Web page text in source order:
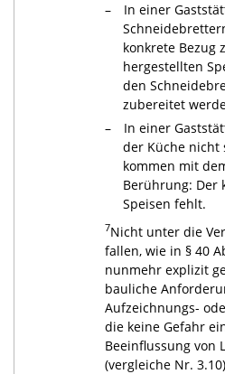
In einer
konkrete Bezug
hergestellten
den
zubereitet
In einer
der Küche nicht
kommen mit
Berührung: Der
Speisen fehlt.
7Nicht unter die
fallen, wie in § 40
nunmehr explizit
bauliche
Aufzeichnungs-
die keine Gefahr
Beeinflussung von
(vergleiche Nr.